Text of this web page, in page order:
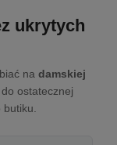
ukrytych
na damskiej
ostatecznej